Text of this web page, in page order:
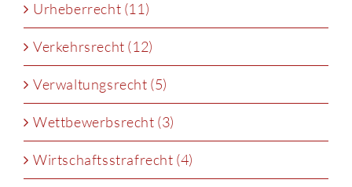
Urheberrecht (11)
Verkehrsrecht (12)
Verwaltungsrecht (5)
Wettbewerbsrecht (3)
Wirtschaftsstrafrecht (4)